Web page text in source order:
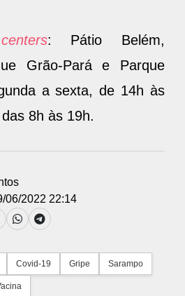
: Pátio Belém,
Grão-Pará e Parque
a sexta, de 14h às
8h às 19h.
06/2022 22:14
Covid-19 Gripe Sarampo